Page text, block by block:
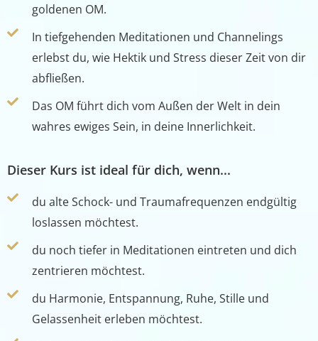
goldenen OM.
In tiefgehenden Meditationen und Channelings
erlebst du, wie Hektik und Stress dieser Zeit von dir
abfließen.
Das OM führt dich vom Außen der Welt in dein
wahres ewiges Sein, in deine Innerlichkeit.
Dieser Kurs ist ideal für dich, wenn...
du alte Schock- und Traumafrequenzen endgültig
loslassen möchtest.
du noch tiefer in Meditationen eintreten und dich
zentrieren möchtest.
du Harmonie, Entspannung, Ruhe, Stille und
Gelassenheit erleben möchtest.